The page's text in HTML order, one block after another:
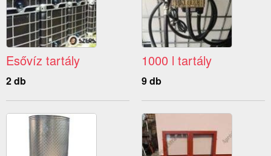
Esővíz tartály
2 db
1000 l tartály
9 db